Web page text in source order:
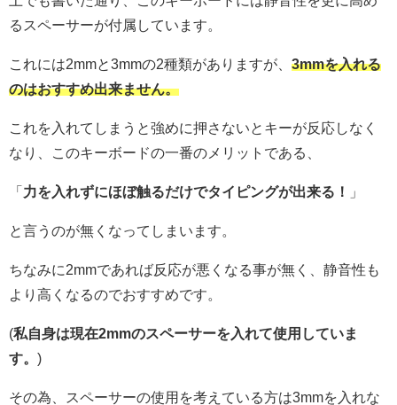
るスペーサーが付属しています。
これには2mmと3mmの2種類がありますが、 3mmを入れる
のはおすすめ出来ません。
これを入れてしまうと強めに押さないとキーが反応しなく
なり、このキーボードの一番のメリットである、
「 力を入れずにほぼ触るだけでタイピングが出来る！ 」
と言うのが無くなってしまいます。
ちなみに2mmであれば反応が悪くなる事が無く、静音性も
より高くなるのでおすすめです。
(私自身は現在2mmのスペーサーを入れて使用していま
す。 )
その為、スペーサーの使用を考えている方は3mmを入れな